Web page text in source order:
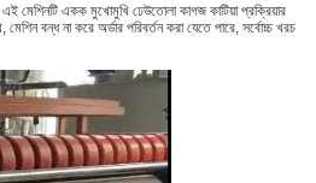
মেশিনটি একক মুখোমুখি ঢেউতোলা কাগজ কাটিয়া প্রক্রিয়ার
বন্ধ না করে অর্ডার পরিবর্তন করা যেতে পারে, সর্বোচ্চ খরচ